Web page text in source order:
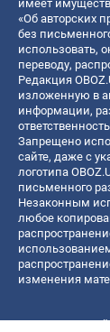
имеет
«Об авторских
без
использовать,
переводу,
Редакция
изложенную в
информации,
Запрещено
сайте, даже с
логотипа
письменного
Незаконным
любое
изменения
Название